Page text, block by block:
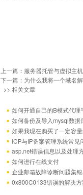
上一篇： 服务器托管与虚拟主
下一篇： 为什么我将一个域名
>> 相关文章
如何开通自己的B模式代理
如何备份及导入mysql数据
如果我现在购买了一定容
ICP与IP备案管理系统常见
asp.net错误信息以及处理
如何进行在线支付
企业邮箱故障诊断问题集锦
0x800C0133错误的解决